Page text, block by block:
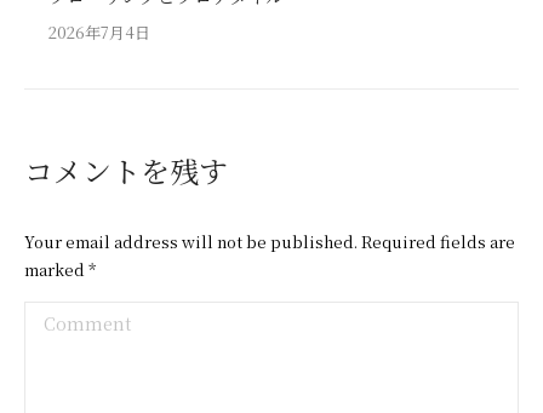
2026年7月4日
コメントを残す
Your email address will not be published. Required fields are
marked*
Comment